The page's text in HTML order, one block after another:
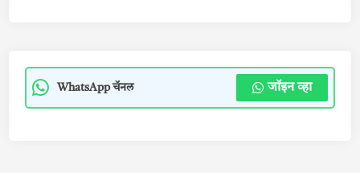
WhatsApp चॅनल जॉइन व्हा